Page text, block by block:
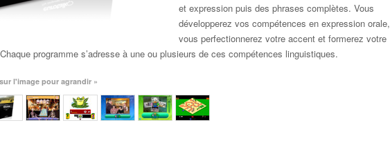
et expression puis des phrases complètes. Vous
développerez vos compétences en expression orale,
vous perfectionnerez votre accent et formerez votre
programme s’adresse à une ou plusieurs de ces compétences linguistiques.
l'image pour agrandir »